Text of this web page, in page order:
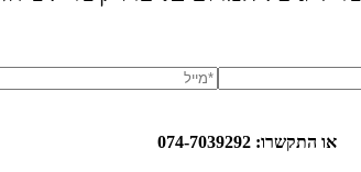
או התקשרו: 074-7039292